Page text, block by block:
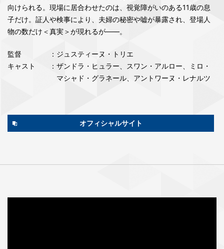
向けられる。現場に居合わせたのは、視覚障がいのある11歳の息
子だけ。証人や検事により、夫婦の秘密や嘘が暴露され、登場人
物の数だけ＜真実＞が現れるが――。
監督
：ジュスティーヌ・トリエ
キャスト
：ザンドラ・ヒュラー、スワン・アルロー、ミロ・
マシャド・グラネール、アントワーヌ・レナルツ
オフィシャルサイト